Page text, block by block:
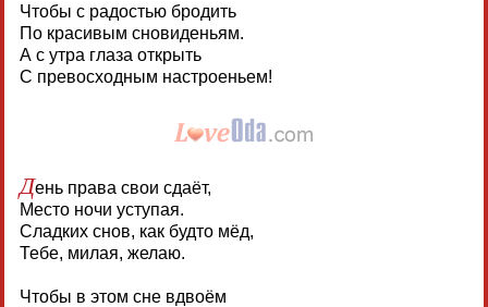
Чтобы с радостью бродить
По красивым сновиденьям.
А с утра глаза открыть
С превосходным настроеньем!
День права свои сдаёт,
Место ночи уступая.
Сладких снов, как будто мёд,
Тебе, милая, желаю.
Чтобы в этом сне вдвоём